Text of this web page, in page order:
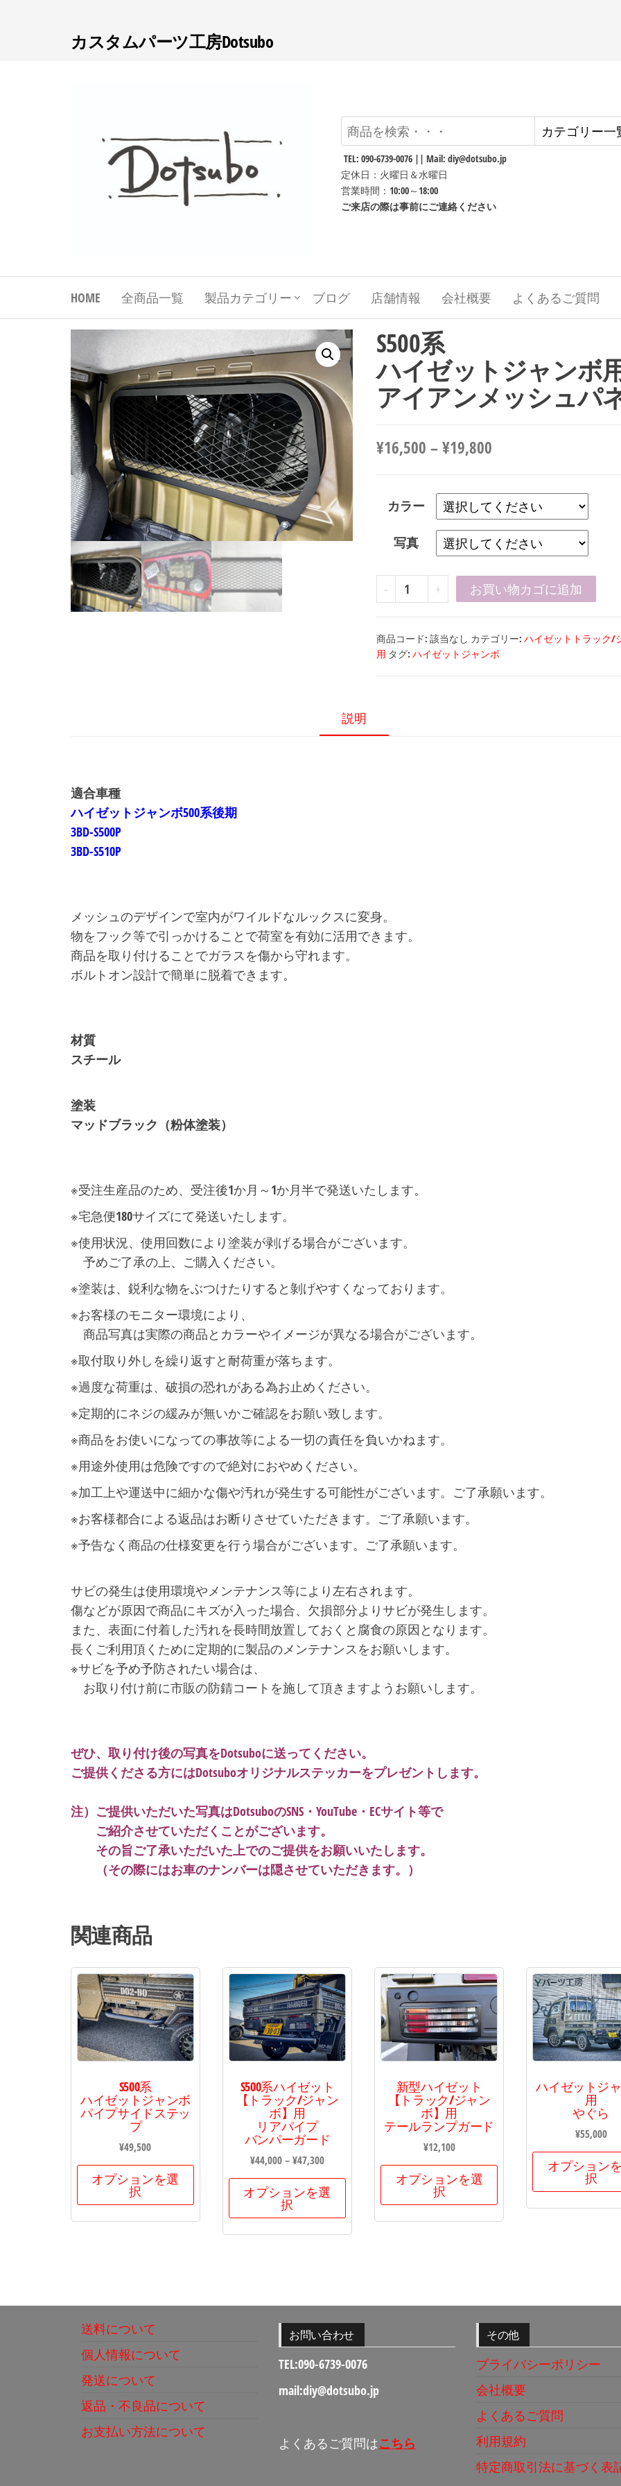
カスタムパーツ工房Dotsubo
工房
~Darenidemo
TEL: 090-6739-0076 || Mail: diy@dotsubo.jp
定休日：火曜日＆水曜日
営業時間：10:00～18:00
ご来店の際は事前にご連絡ください
HOME 全商品一覧 製品カテゴリー ブログ 店舗情報 会社概要 よくあるご質問
S500系
ハイゼットジャンボ
アイアンメッシュパ
¥16,500 – ¥19,800
カラー
写真
-
S500
系
イ
ゼ
シ
+ お買い物カゴに追加
商品コード: 該当なし カテゴリー: ハイゼットトラック/
用 タグ: ハイゼットジャンボ
説明
適合車種
ハイゼットジャンボ500系後期
3BD-S500P
3BD-S510P
メッシュのデザインで室内がワイルドなルックスに変身。
物をフック等で引っかけることで荷室を有効に活用できます。
商品を取り付けることでガラスを傷から守れます。
ボルトオン設計で簡単に脱着できます。
材質
スチール
塗装
マッドブラック（粉体塗装）
※受注生産品のため、受注後1か月～1か月半で発送いたします。
※宅急便180サイズにて発送いたします。
※使用状況、使用回数により塗装が剥げる場合がございます。
予めご了承の上、ご購入ください。
※塗装は、鋭利な物をぶつけたりすると剝げやすくなっております。
※お客様のモニター環境により、
商品写真は実際の商品とカラーやイメージが異なる場合がございます。
※取付取り外しを繰り返すと耐荷重が落ちます。
※過度な荷重は、破損の恐れがある為お止めください。
※定期的にネジの緩みが無いかご確認をお願い致します。
※商品をお使いになっての事故等による一切の責任を負いかねます。
※用途外使用は危険ですので絶対におやめください。
※加工上や運送中に細かな傷や汚れが発生する可能性がございます。ご了承願います。
※お客様都合による返品はお断りさせていただきます。ご了承願います。
※予告なく商品の仕様変更を行う場合がございます。ご了承願います。
サビの発生は使用環境やメンテナンス等により左右されます。
傷などが原因で商品にキズが入った場合、欠損部分よりサビが発生します。
また、表面に付着した汚れを長時間放置しておくと腐食の原因となります。
長くご利用頂くために定期的に製品のメンテナンスをお願いします。
※サビを予め予防されたい場合は、
お取り付け前に市販の防錆コートを施して頂きますようお願いします。
ぜひ、取り付け後の写真をDotsuboに送ってください。
ご提供くださる方にはDotsuboオリジナルステッカーをプレゼントします。
注）ご提供いただいた写真はDotsuboのSNS・YouTube・ECサイト等で
ご紹介させていただくことがございます。
その旨ご了承いただいた上でのご提供をお願いいたします。
（その際にはお車のナンバーは隠させていただきます。）
関連商品
S500系
ハイゼットジャンボ
パイプサイドステッ
プ
¥49,500
オプションを選
択
S500系ハイゼット
【トラック/ジャン
ボ】用
リアパイプ
バンパーガード
¥44,000–¥47,300
オプションを選
択
新型ハイゼット
【トラック/ジャン
ボ】用
テールランプガード
¥12,100
オプションを選
択
ハイゼットジ
用
やぐら
¥55,000
オプション
択
送料について
個人情報について
発送について
返品・不良品について
お支払い方法について
お問い合わせ
TEL:090-6739-0076
mail:diy@dotsubo.jp
よくあるご質問はこちら
その他
プライバシーポリシー
会社概要
よくあるご質問
利用規約
特定商取引法に基づく表